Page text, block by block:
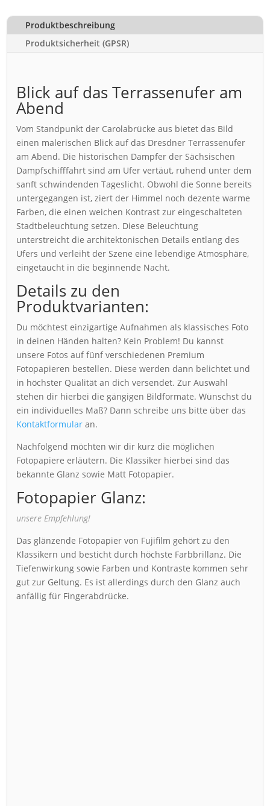
Produktbeschreibung
Produktsicherheit (GPSR)
Blick auf das Terrassenufer am
Abend
Vom Standpunkt der Carolabrücke aus bietet das Bild
einen malerischen Blick auf das Dresdner Terrassenufer
am Abend. Die historischen Dampfer der Sächsischen
Dampfschifffahrt sind am Ufer vertäut, ruhend unter dem
sanft schwindenden Tageslicht. Obwohl die Sonne bereits
untergegangen ist, ziert der Himmel noch dezente warme
Farben, die einen weichen Kontrast zur eingeschalteten
Stadtbeleuchtung setzen. Diese Beleuchtung
unterstreicht die architektonischen Details entlang des
Ufers und verleiht der Szene eine lebendige Atmosphäre,
eingetaucht in die beginnende Nacht.
Details zu den
Produktvarianten:
Du möchtest einzigartige Aufnahmen als klassisches Foto
in deinen Händen halten? Kein Problem! Du kannst
unsere Fotos auf fünf verschiedenen Premium
Fotopapieren bestellen. Diese werden dann belichtet und
in höchster Qualität an dich versendet. Zur Auswahl
stehen dir hierbei die gängigen Bildformate. Wünschst du
ein individuelles Maß? Dann schreibe uns bitte über das
Kontaktformular an.
Nachfolgend möchten wir dir kurz die möglichen
Fotopapiere erläutern. Die Klassiker hierbei sind das
bekannte Glanz sowie Matt Fotopapier.
Fotopapier Glanz:
unsere Empfehlung!
Das glänzende Fotopapier von Fujifilm gehört zu den
Klassikern und besticht durch höchste Farbbrillanz. Die
Tiefenwirkung sowie Farben und Kontraste kommen sehr
gut zur Geltung. Es ist allerdings durch den Glanz auch
anfällig für Fingerabdrücke.